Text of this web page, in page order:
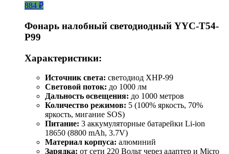
884 ₽
Фонарь налобный светодиодный YYC-T54-
P99
Характеристики:
Источник света: светодиод XHP-99
Световой поток: до 1000 лм
Дальность освещения: до 1000 метров
Количество режимов: 5 (100% яркость, 70%
яркость, мигание SOS)
Питание: 3 аккумуляторные батарейки Li-ion
18650 (8800 mAh, 3.7V)
Материал корпуса: алюминий
Зарядка: от сети 220 Вольт через адаптер и Micro